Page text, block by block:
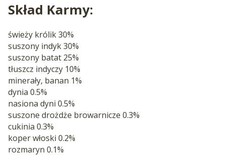
Skład Karmy:
świeży królik 30%
suszony indyk 30%
suszony batat 25%
tłuszcz indyczy 10%
minerały, banan 1%
dynia 0.5%
nasiona dyni 0.5%
suszone drożdże browarnicze 0.3%
cukinia 0.3%
koper włoski 0.2%
rozmaryn 0.1%